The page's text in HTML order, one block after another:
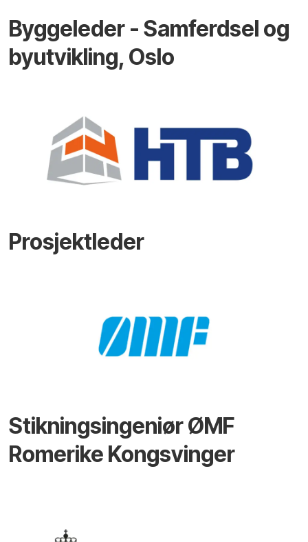
Byggeleder - Samferdsel og
byutvikling, Oslo
Prosjektleder
Stikningsingeniør ØMF
Romerike Kongsvinger